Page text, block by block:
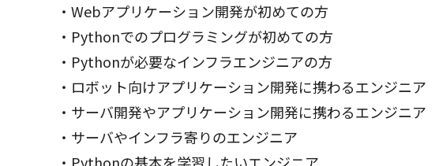
・Webアプリケーション開発が初めての方
・Pythonでのプログラミングが初めての方
・Pythonが必要なインフラエンジニアの方
・ロボット向けアプリケーション開発に携わるエンジニア
・サーバ開発やアプリケーション開発に携わるエンジニア
・サーバやインフラ寄りのエンジニア